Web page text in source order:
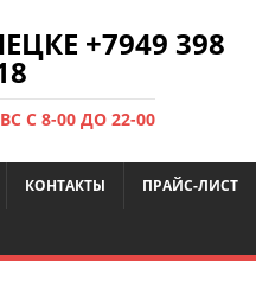
+7949 398
С 8-00 ДО 22-00
КОНТАКТЫ ПРАЙС-ЛИСТ